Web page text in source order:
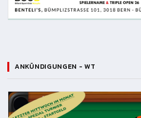
ANKÜNDIGUNGEN - WT